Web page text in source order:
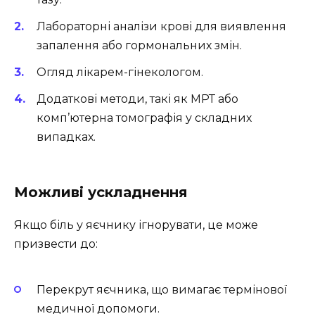
Лабораторні аналізи крові для виявлення
запалення або гормональних змін.
Огляд лікарем-гінекологом.
Додаткові методи, такі як МРТ або
комп’ютерна томографія у складних
випадках.
Можливі ускладнення
Якщо біль у яєчнику ігнорувати, це може
призвести до:
Перекрут яєчника, що вимагає термінової
медичної допомоги.